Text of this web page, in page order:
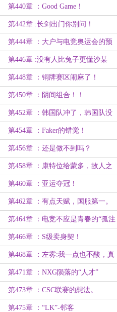
人啊！
第440章 ：Good Game！
第442章 :长剑出门你别问！
第444章 ：大户与电竞奥运会的预
想！
第446章 :没有人比兔子更懂沙某
人！
第448章 ：铜牌赛区闹麻了！
第450章 ：阴间组合！！
第452章 ：韩国队冲了，韩国队没
了！
第454章 ：Faker的错觉！
第456章 ：还是做不到吗？
第458章 ：康特位给蒙多，故人之
姿！
第460章 ：亚运夺冠！
第462章 ：有点天赋，国服第一。
第464章 ：电竞不应是青春的“孤注
一掷”
第466章 ：S级卖身契！
第468章 ：左雾:我一点也不酸，真
的！
第471章 ：NXG陨落的“人才”
第473章 ：CSC联赛的想法。
第475章 ：“LK”-邻客